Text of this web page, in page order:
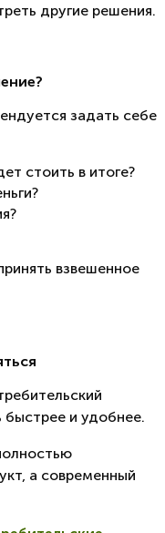
другие решения.
задать себе
стоить в итоге?
взвешенное
и удобнее.
а современный